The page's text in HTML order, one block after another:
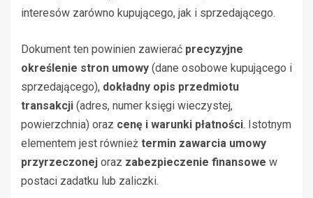
interesów zarówno kupującego, jak i sprzedającego.
Dokument ten powinien zawierać precyzyjne
określenie stron umowy (dane osobowe kupującego i
sprzedającego), dokładny opis przedmiotu
transakcji (adres, numer księgi wieczystej,
powierzchnia) oraz cenę i warunki płatności. Istotnym
elementem jest również termin zawarcia umowy
przyrzeczonej oraz zabezpieczenie finansowe w
postaci zadatku lub zaliczki.